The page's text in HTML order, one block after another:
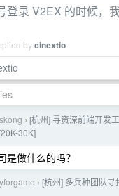
登录 V2EX 的时候，
bycinextio
› [杭州] 寻资深前端开发
30K]
是做什么的吗？
› [杭州] 多兵种团队寻